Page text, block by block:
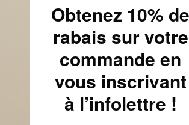
Obtenez 10% de
rabais sur votre
commande en
vous inscrivant
à l’infolettre !